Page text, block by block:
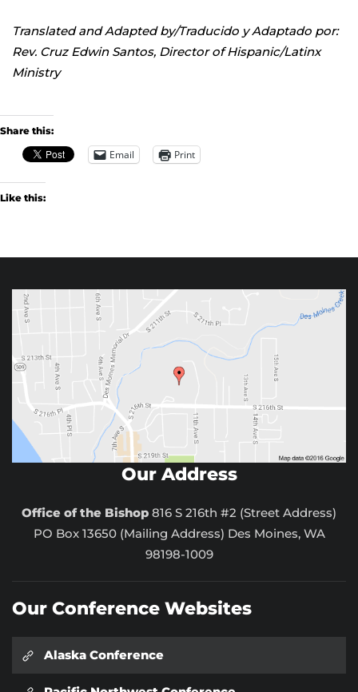
Translated and Adapted by/Traducido y Adaptado por:
Rev. Cruz Edwin Santos, Director of Hispanic/Latinx
Ministry
Share this:
Email Print
Like this:
Our Address
Office of the Bishop 816 S 216th #2 (Street Address)
PO Box 13650 (Mailing Address) Des Moines, WA
98198-1009
Our Conference Websites
Alaska Conference